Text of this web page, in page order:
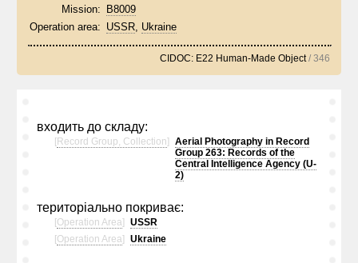
Mission:
B8009
Operation area: USSR, Ukraine
CIDOC: E22 Human-Made Object/ 346
входить до складу:
[Record Group, Collection]
Aerial Photography in Record
Group 263: Records of the
Central Intelligence Agency (U-
2)
територіально покриває:
[Operation Area]
USSR
[Operation Area] Ukraine